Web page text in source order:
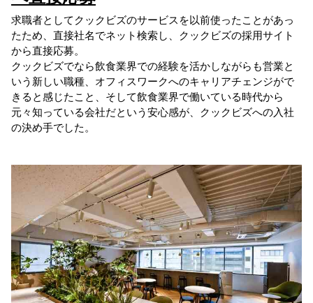
求職者としてクックビズのサービスを以前使ったことがあっ
たため、直接社名でネット検索し、クックビズの採用サイト
から直接応募。
クックビズでなら飲食業界での経験を活かしながらも営業と
いう新しい職種、オフィスワークへのキャリアチェンジがで
きると感じたこと、そして飲食業界で働いている時代から
元々知っている会社だという安心感が、クックビズへの入社
の決め手でした。